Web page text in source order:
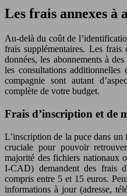
Les frais annexes à
Au-delà du coût de
frais supplémentaires. Les
données, les abonnements à
les consultations additionnelles
compagnie sont autant
complète de votre budget.
Frais d’inscription et de
L’inscription de la puce dans
cruciale pour pouvoir
majorité des fichiers nationaux
I-CAD) demandent des frais
compris entre 5 et 15 euros.
informations à jour (adresse,